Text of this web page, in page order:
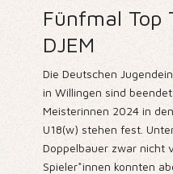
Fünfmal Top
DJEM
Die Deutschen
in Willingen sind
Meisterinnen 2024 in
U18(w) stehen fest.
Doppelbauer zwar nicht
Spieler*innen konnten